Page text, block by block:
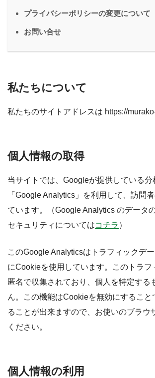
プライバシーポリシーの変更について
お問い合せ
私たちについて
私たちのサイトアドレスは https://
個人情報の取得
当サイトでは、Googleが提供している分
「Google Analytics」を利用して、訪問
ています。（Google Analytics のデータ
セキュリティについてはコチラ ）
このGoogle Analyticsはトラフィックデ
にCookieを使用しています。このトラフ
匿名で収集されており、個人を特定する
ん。この機能はCookieを無効にすること
ることが出来ますので、お使いのブラウ
ください。
個人情報の利用